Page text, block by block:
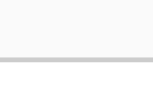
voor publiek